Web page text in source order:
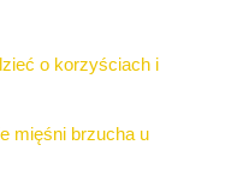
o korzyściach i
mięśni brzucha u